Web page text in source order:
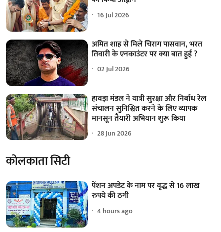
16 Jul 2026
अमित शाह से मिले चिराग पासवान, भरत
तिवारी के एनकाउंटर पर क्या बात हुई ?
02 Jul 2026
हावड़ा मंडल ने यात्री सुरक्षा और निर्बाध रेल
संचालन सुनिश्चित करने के लिए व्यापक
मानसून तैयारी अभियान शुरू किया
28 Jun 2026
कोलकाता सिटी
पेंशन अपडेट के नाम पर वृद्ध से 16 लाख
रुपये की ठगी
4 hours ago